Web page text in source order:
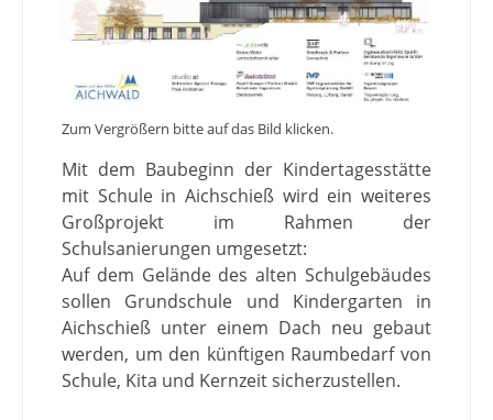
Zum Vergrößern bitte auf das Bild klicken.
Mit dem Baubeginn der Kindertagesstätte
mit Schule in Aichschieß wird ein weiteres
Großprojekt im Rahmen der
Schulsanierungen umgesetzt:
Auf dem Gelände des alten Schulgebäudes
sollen Grundschule und Kindergarten in
Aichschieß unter einem Dach neu gebaut
werden, um den künftigen Raumbedarf von
Schule, Kita und Kernzeit sicherzustellen.